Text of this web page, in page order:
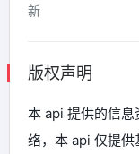
新
版权声明
本 api 提供的信息
络，本 api 仅提供